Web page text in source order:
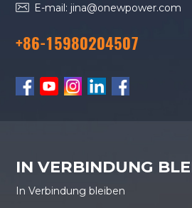
E-mail: jina@onewpower.com
+86-15980204507
IN VERBINDUNG
In Verbindung bleiben